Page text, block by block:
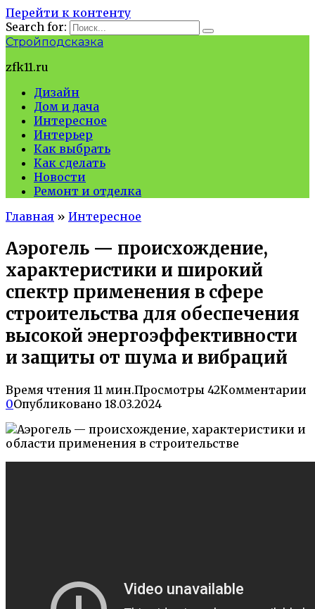
Перейти к контенту
Search for:
Стройподсказка
zfk11.ru
Дизайн
Дом и дача
Интересное
Интерьер
Как выбрать
Как сделать
Новости
Ремонт и отделка
Главная » Интересное
Аэрогель — происхождение,
характеристики и широкий
спектр применения в сфере
строительства для обеспечения
высокой энергоэффективности
и защиты от шума и вибраций
Время чтения 11 мин.Просмотры 42Комментарии
0Опубликовано 18.03.2024